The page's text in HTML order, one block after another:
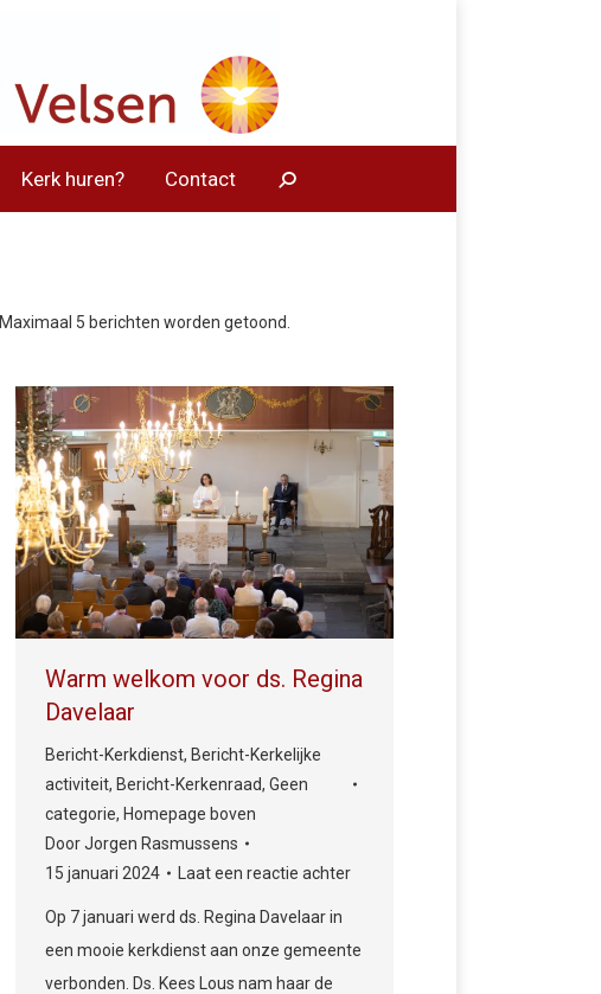
Kerk huren? Contact
Maximaal 5 berichten worden getoond.
Warm welkom voor ds. Regina
Davelaar
Bericht-Kerkdienst, Bericht-Kerkelijke
activiteit, Bericht-Kerkenraad, Geen
categorie, Homepage boven
DoorJorgen Rasmussens
15 januari 2024
Laat een reactie achter
Op 7 januari werd ds. Regina Davelaar in
een mooie kerkdienst aan onze gemeente
verbonden. Ds. Kees Lous nam haar de